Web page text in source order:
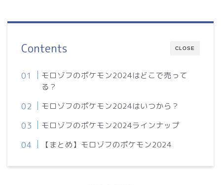
CLOSE
Contents
モロゾフのポケモン2024はどこで売って
る？
モロゾフのポケモン2024はいつから？
モロゾフのポケモン2024ラインナップ
【まとめ】モロゾフのポケモン2024